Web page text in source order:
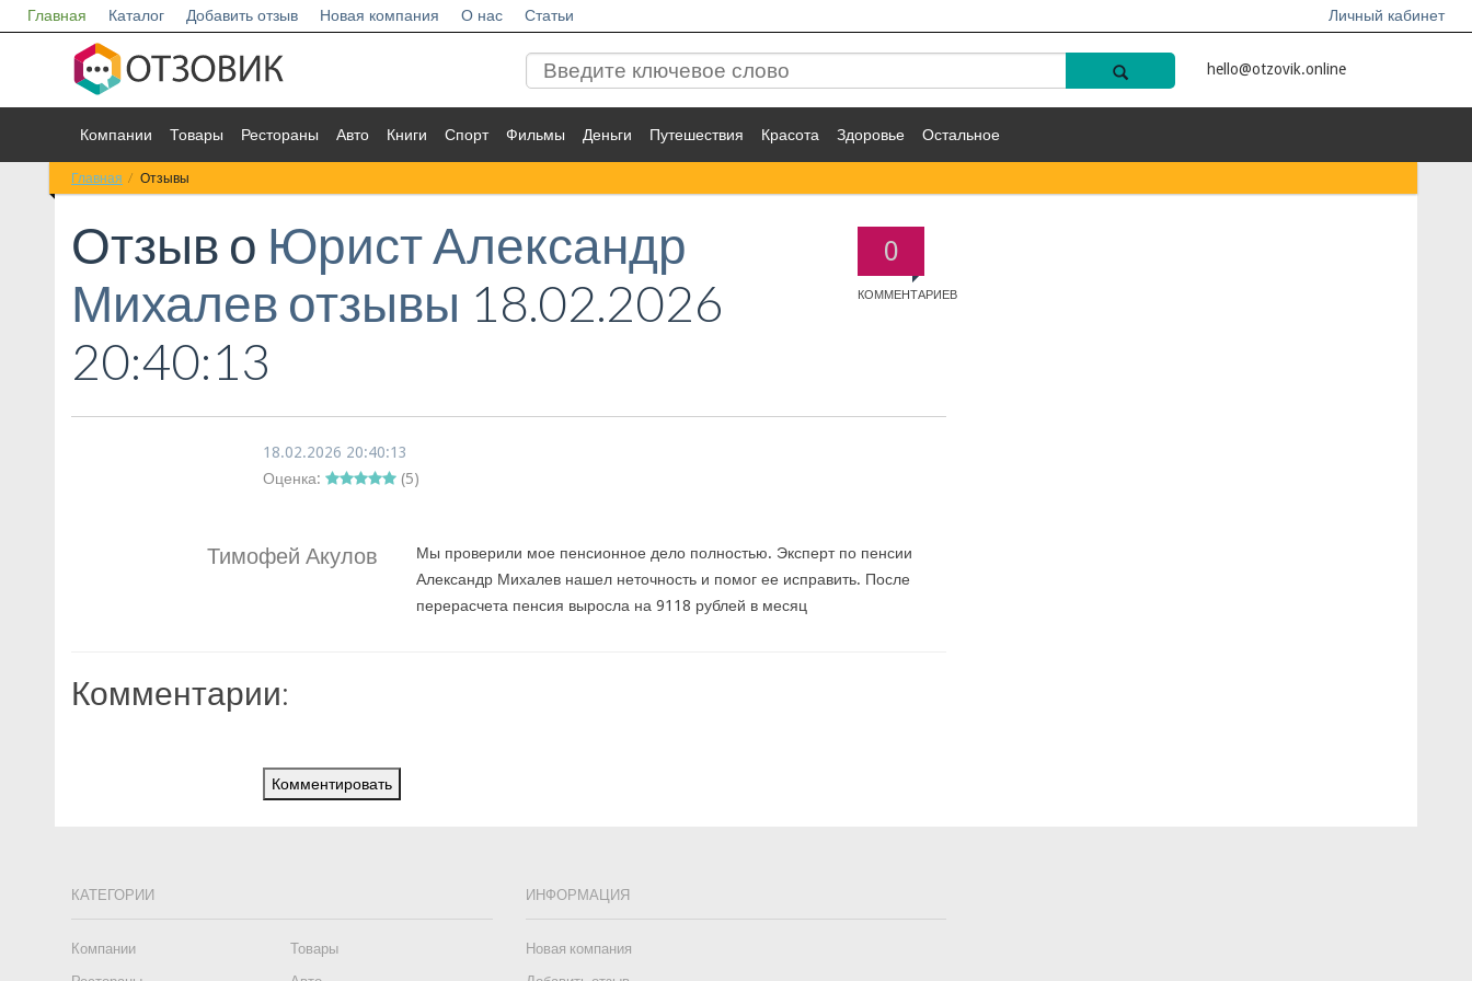
Главная Каталог Добавить отзыв Новая компания О нас Статьи Личный кабинет
hello@otzovik.online
Компании Товары Рестораны Авто Книги Спорт Фильмы Деньги Путешествия Красота Здоровье Остальное
Главная Отзывы
0
КОММЕНТАРИЕВ
Отзыв о Юрист Александр
Михалев отзывы 18.02.2026
20:40:13
18.02.2026 20:40:13
Оценка:
(5)
Тимофей Акулов
Мы проверили мое пенсионное дело полностью. Эксперт по пенсии
Александр Михалев нашел неточность и помог ее исправить. После
перерасчета пенсия выросла на 9118 рублей в месяц
Комментарии:
Комментировать
КАТЕГОРИИ
Компании
Товары
ИНФОРМАЦИЯ
Новая компания